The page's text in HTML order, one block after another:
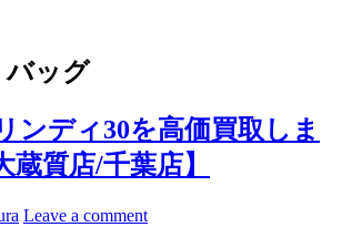
のコツをお知らせします。
バッグ
ンディ30を高価買取しま
質店/千葉店】
Leave a comment